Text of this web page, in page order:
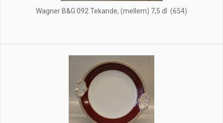
Wagner B&G 092 Tekande, (mellem) 7,5 dl (654)